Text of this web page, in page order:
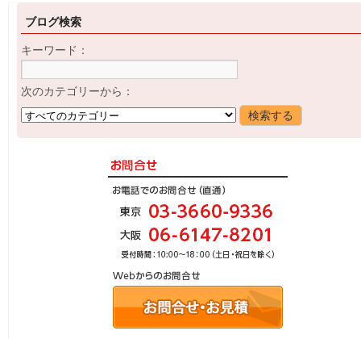
ブログ検索
キーワード：
次のカテゴリーから：